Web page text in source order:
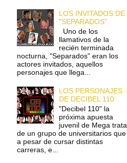
LOS INVITADOS DE
"SEPARADOS"
Uno de los
llamativos de la
recién terminada
nocturna, "Separados" eran los
actores invitados, aquellos
personajes que llega...
LOS PERSONAJES
DE DECIBEL 110
"Decibel 110" la
próxima apuesta
juvenil de Mega trata
de un grupo de universitarios que
a pesar de cursar distintas
carreras, e...